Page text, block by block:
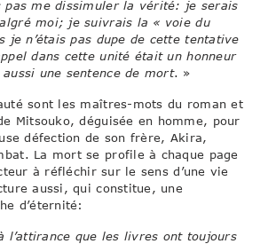
pas me dissimuler la vérité: je serais
moi; je suivrais la « voie du
je n’étais pas dupe de cette tentative
dans cette unité était un honneur
une sentence de mort. »
sont les maîtres-mots du roman et
Mitsouko, déguisée en homme, pour
défection de son frère, Akira,
La mort se profile à chaque page
à réfléchir sur le sens d’une vie
aussi, qui constitue, une
d’éternité:
l’attirance que les livres ont toujours